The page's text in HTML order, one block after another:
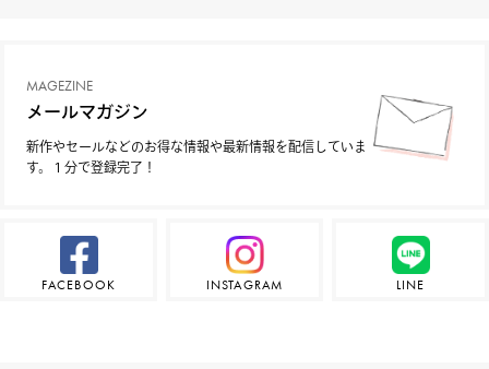
MAGEZINE
メールマガジン
新作やセールなどのお得な情報や最新情報を配信していま
す。１分で登録完了！
FACEBOOK INSTAGRAM LINE